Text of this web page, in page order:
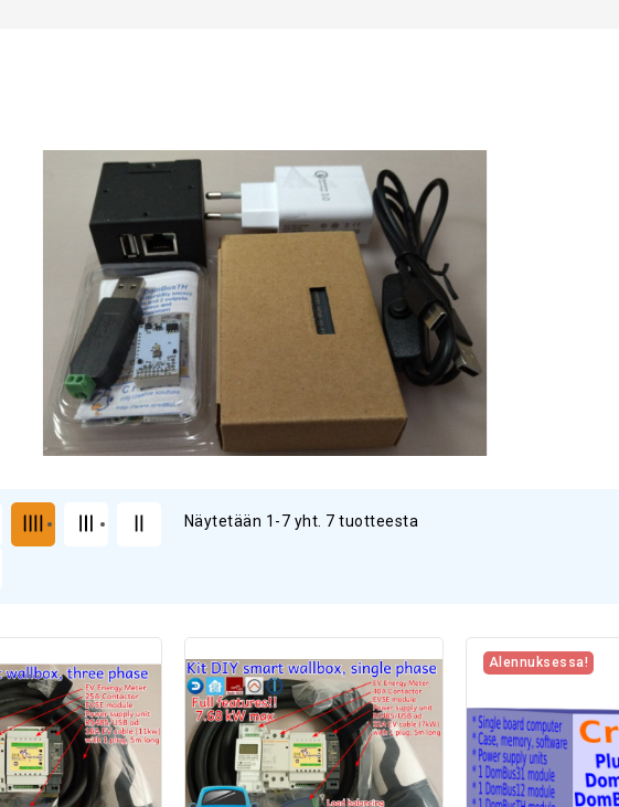
Näytetään 1-7 yht. 7 tuotteesta
Alennuksessa!